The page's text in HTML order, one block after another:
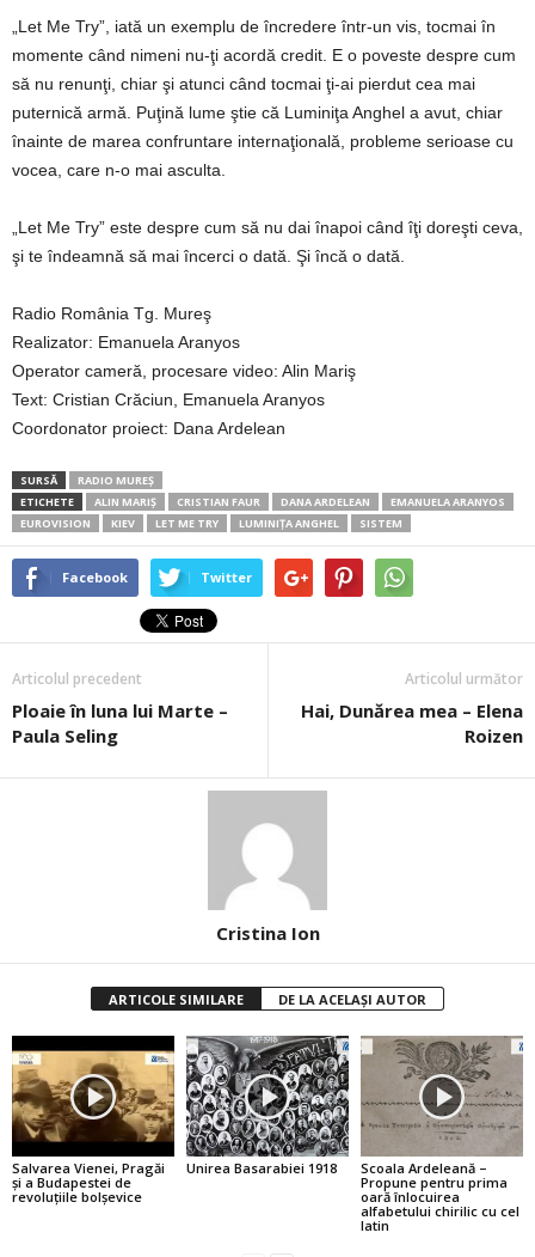
„Let Me Try”, iată un exemplu de încredere într-un vis, tocmai în
momente când nimeni nu-ţi acordă credit. E o poveste despre cum
să nu renunţi, chiar şi atunci când tocmai ţi-ai pierdut cea mai
puternică armă. Puţină lume ştie că Luminiţa Anghel a avut, chiar
înainte de marea confruntare internaţională, probleme serioase cu
vocea, care n-o mai asculta.
„Let Me Try” este despre cum să nu dai înapoi când îţi doreşti ceva,
şi te îndeamnă să mai încerci o dată. Şi încă o dată.
Radio România Tg. Mureş
Realizator: Emanuela Aranyos
Operator cameră, procesare video: Alin Mariş
Text: Cristian Crăciun, Emanuela Aranyos
Coordonator proiect: Dana Ardelean
SURSĂ
RADIO MUREȘ
ETICHETE
ALIN MARIŞ CRISTIAN FAUR DANA ARDELEAN
EMANUELA ARANYOS
EUROVISION
KIEV LET ME TRY LUMINIŢA ANGHEL SISTEM
Facebook Twitter
Articolul precedent
Ploaie în luna lui Marte –
Paula Seling
Articolul următor
Hai, Dunărea mea – Elena
Roizen
Cristina Ion
ARTICOLE SIMILARE DE LA ACELAȘI AUTOR
Salvarea Vienei, Pragăi
şi a Budapestei de
revoluţiile bolşevice
Unirea Basarabiei 1918
Scoala Ardeleană –
Propune pentru prima
oară înlocuirea
alfabetului chirilic cu cel
latin